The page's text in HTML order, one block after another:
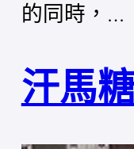
的同時，…
汗馬